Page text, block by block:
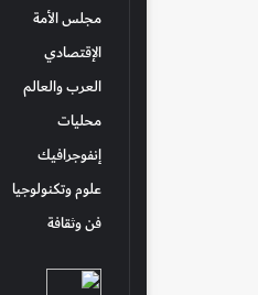
مجلس الأمة
الإقتصادي
العرب والعالم
محليات
إنفوجرافيك
علوم وتكنولوجيا
فن وثقافة